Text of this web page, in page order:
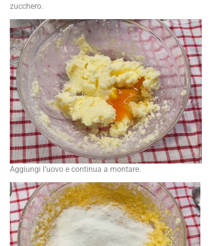
zucchero.
Aggiungi l’uovo e continua a montare.